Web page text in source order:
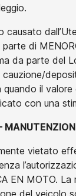
causato
di
da parte del
cauzione/
il valore
con una
vietato
EN MOTO. La
del veicolo